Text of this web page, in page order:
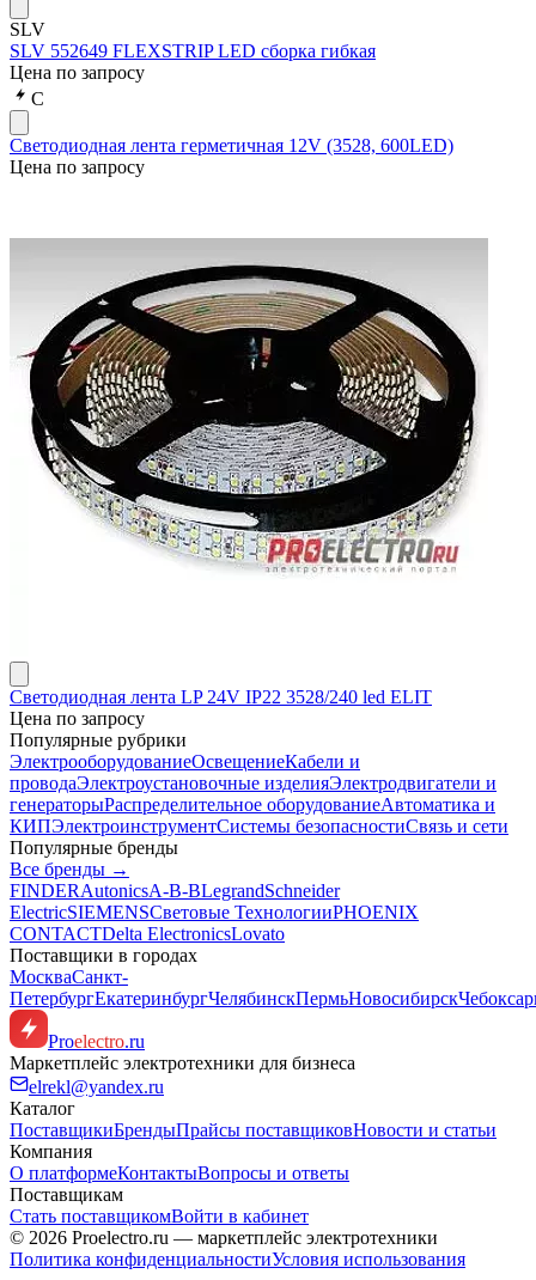
SLV
SLV 552649 FLEXSTRIP LED сборка гибкая
Цена по запросу
С
Светодиодная лента герметичная 12V (3528, 600LED)
Цена по запросу
Светодиодная лента LP 24V IP22 3528/240 led ELIT
Цена по запросу
Популярные рубрики
ЭлектрооборудованиеОсвещениеКабели и
проводаЭлектроустановочные изделияЭлектродвигатели и
генераторыРаспределительное оборудованиеАвтоматика и
КИПЭлектроинструментСистемы безопасностиСвязь и сети
Популярные бренды
Все бренды →
FINDERAutonicsA-B-BLegrandSchneider
ElectricSIEMENSСветовые ТехнологииPHOENIX
CONTACTDelta ElectronicsLovato
Поставщики в городах
МоскваСанкт-
ПетербургЕкатеринбургЧелябинскПермьНовосибирск
Proelectro.ru
Маркетплейс электротехники для бизнеса
elrekl@yandex.ru
Каталог
ПоставщикиБрендыПрайсы поставщиковНовости и статьи
Компания
О платформеКонтактыВопросы и ответы
Поставщикам
Стать поставщикомВойти в кабинет
© 2026 Proelectro.ru — маркетплейс электротехники
Политика конфиденциальностиУсловия использования